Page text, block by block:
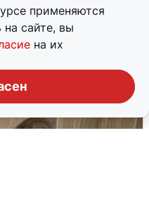
применяются
сайте, вы
на их
завыли